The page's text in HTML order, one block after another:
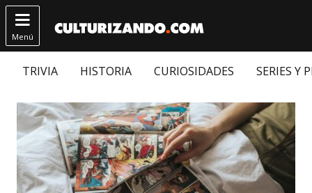

Menú
TRIVIA HISTORIA CURIOSIDADES SERIES Y